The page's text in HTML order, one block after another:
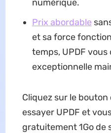
numérique.
Prix abordable
et sa force
temps, UPDF
exceptionnelle
Cliquez sur le
essayer UPDF et
gratuitement 1Go de